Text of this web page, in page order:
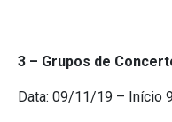
3 – Grupos de
Data: ​09/11/19​ – Início